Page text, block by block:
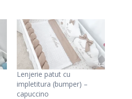
Lenjerie patut cu
impletitura (bumper) –
capuccino